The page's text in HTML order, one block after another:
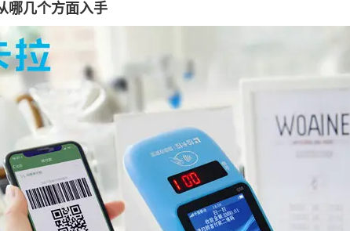
哪几个方面入手